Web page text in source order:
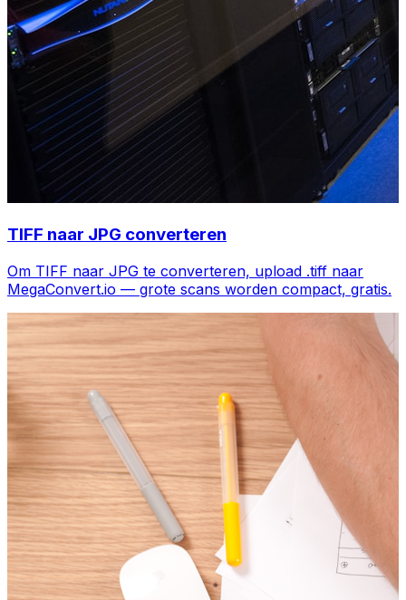
TIFF naar JPG converteren
Om TIFF naar JPG te converteren, upload .tiff naar
MegaConvert.io — grote scans worden compact, gratis.